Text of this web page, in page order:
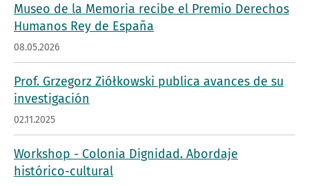
Museo de la Memoria recibe el Premio Derechos
Humanos Rey de España
08.05.2026
Prof. Grzegorz Ziółkowski publica avances de su
investigación
02.11.2025
Workshop - Colonia Dignidad. Abordaje
histórico-cultural